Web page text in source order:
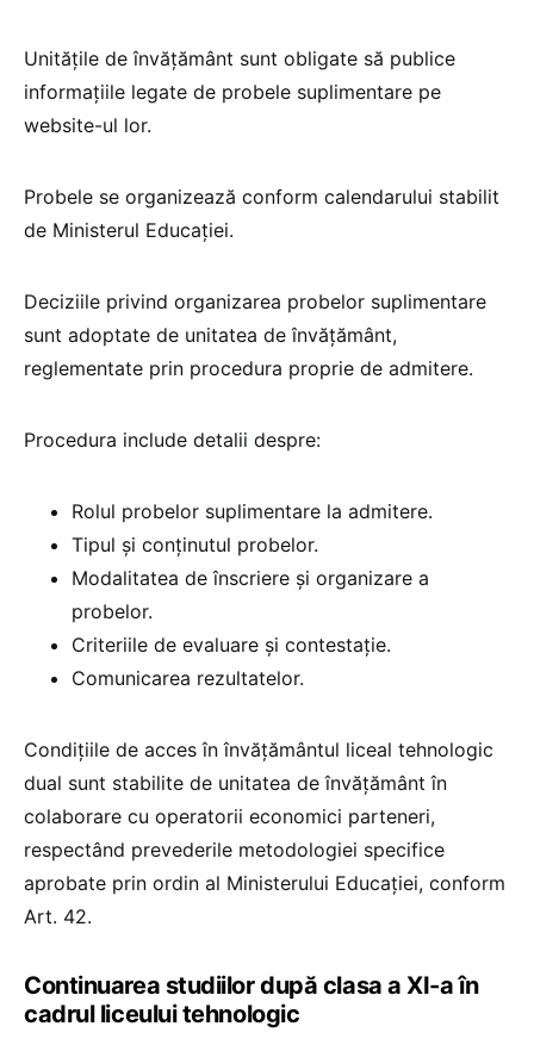
Unitățile de învățământ sunt obligate să publice
informațiile legate de probele suplimentare pe
website-ul lor.
Probele se organizează conform calendarului stabilit
de Ministerul Educației.
Deciziile privind organizarea probelor suplimentare
sunt adoptate de unitatea de învățământ,
reglementate prin procedura proprie de admitere.
Procedura include detalii despre:
Rolul probelor suplimentare la admitere.
Tipul și conținutul probelor.
Modalitatea de înscriere și organizare a
probelor.
Criteriile de evaluare și contestație.
Comunicarea rezultatelor.
Condițiile de acces în învățământul liceal tehnologic
dual sunt stabilite de unitatea de învățământ în
colaborare cu operatorii economici parteneri,
respectând prevederile metodologiei specifice
aprobate prin ordin al Ministerului Educației, conform
Art. 42.
Continuarea studiilor după clasa a XI-a în
cadrul liceului tehnologic